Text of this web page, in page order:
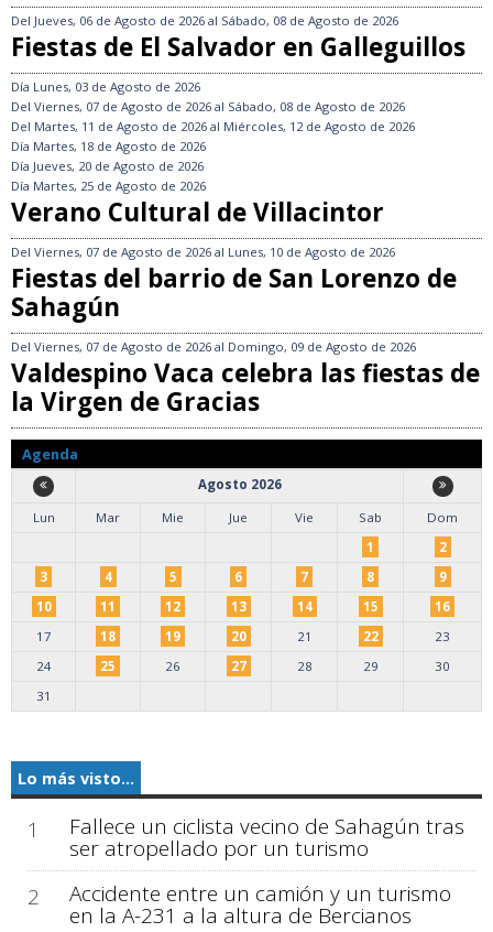
Del Jueves, 06 de Agosto de 2026 al Sábado, 08 de Agosto de 2026
Fiestas de El Salvador en Galleguillos
Día Lunes, 03 de Agosto de 2026
Del Viernes, 07 de Agosto de 2026 al Sábado, 08 de Agosto de 2026
Del Martes, 11 de Agosto de 2026 al Miércoles, 12 de Agosto de 2026
Día Martes, 18 de Agosto de 2026
Día Jueves, 20 de Agosto de 2026
Día Martes, 25 de Agosto de 2026
Verano Cultural de Villacintor
Del Viernes, 07 de Agosto de 2026 al Lunes, 10 de Agosto de 2026
Fiestas del barrio de San Lorenzo de
Sahagún
Del Viernes, 07 de Agosto de 2026 al Domingo, 09 de Agosto de 2026
Valdespino Vaca celebra las fiestas de
la Virgen de Gracias
Agenda
Agosto 2026
Lun
Mar Mie Jue Vie Sab
Dom
1
2
3
4 5 6 7 8
9
10
11 12 13 14 15
16
17
18 19 20 21 22
23
24
25 26 27 28 29
30
31
Lo más visto...
1 Fallece un ciclista vecino de Sahagún tras
ser atropellado por un turismo
2
Accidente entre un camión y un turismo
en la A-231 a la altura de Bercianos